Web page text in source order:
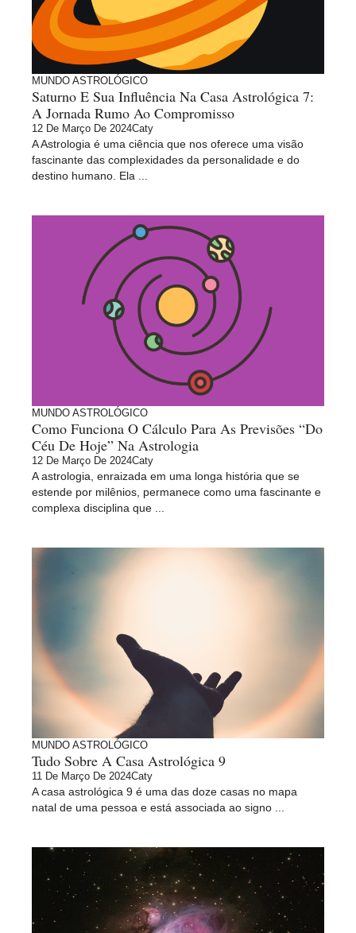
MUNDO ASTROLÓGICO
Saturno E Sua Influência Na Casa Astrológica 7:
A Jornada Rumo Ao Compromisso
12 De Março De 2024Caty
A Astrologia é uma ciência que nos oferece uma visão
fascinante das complexidades da personalidade e do
destino humano. Ela ...
MUNDO ASTROLÓGICO
Como Funciona O Cálculo Para As Previsões “do
Céu De Hoje” Na Astrologia
12 De Março De 2024Caty
A astrologia, enraizada em uma longa história que se
estende por milênios, permanece como uma fascinante e
complexa disciplina que ...
MUNDO ASTROLÓGICO
Tudo Sobre A Casa Astrológica 9
11 De Março De 2024Caty
A casa astrológica 9 é uma das doze casas no mapa
natal de uma pessoa e está associada ao signo ...